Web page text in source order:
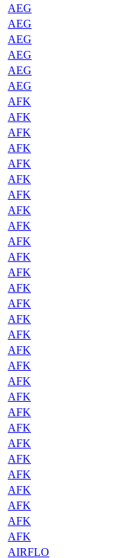
AEG
AEG
AEG
AEG
AEG
AEG
AFK
AFK
AFK
AFK
AFK
AFK
AFK
AFK
AFK
AFK
AFK
AFK
AFK
AFK
AFK
AFK
AFK
AFK
AFK
AFK
AFK
AFK
AFK
AFK
AFK
AFK
AFK
AFK
AFK
AIRFLO